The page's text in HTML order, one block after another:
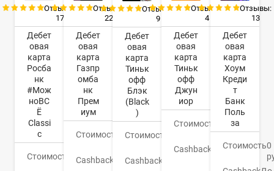
Отзывы:
17
Дебет
овая
карта
Росба
нк
#Мож
ноВС
Ё
Classi
c
Стоимость
Отзывы:
22
Дебет
овая
карта
Газпр
омба
нк
Прем
иум
Стоимость
Cashback
До
Отзывы:
9
Дебет
овая
карта
Тиньк
офф
Блэк
(Black
)
Стоимость
руб.
Cashback
Отзывы:
4
Дебет
овая
карта
Тиньк
офф
Джун
иор
Стоимость
руб.
Cashback
Отзывы:
13
Дебет
овая
карта
Хоум
Креди
т
Банк
Поль
за
Стоимость0